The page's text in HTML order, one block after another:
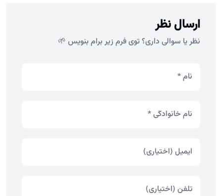
ارسال نظر
نظر یا سوالی داری؟ توی فرم زیر برام بنویس 🌱